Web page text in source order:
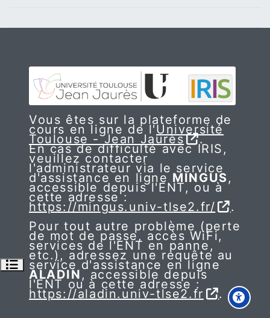
Ouvrir l’index du cours
Vous êtes sur la plateforme de
cours en ligne de l'Université
Toulouse - Jean Jaurès .
En cas de difficulté avec IRIS,
veuillez contacter
l'administrateur via le service
d'assistance en ligne MINGUS,
accessible depuis l'ENT, ou à
cette adresse :
https://mingus.univ-tlse2.fr/
.
Pour tout autre problème (perte
de mot de passe, accès WiFi,
services de l'ENT en panne,
etc.), adressez une requête au
service d'assistance en ligne
ALADIN , accessible depuis
l'ENT ou à cette adresse :
https://aladin.univ-tlse2.fr .